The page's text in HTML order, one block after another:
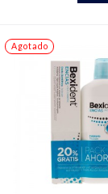
Agotado